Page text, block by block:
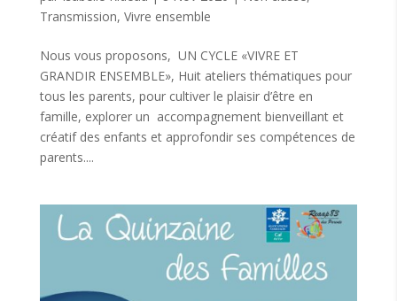
Transmission, Vivre ensemble
Nous vous proposons, UN CYCLE «VIVRE ET
GRANDIR ENSEMBLE», Huit ateliers thématiques pour
tous les parents, pour cultiver le plaisir d’être en
famille, explorer un accompagnement bienveillant et
créatif des enfants et approfondir ses compétences de
parents....